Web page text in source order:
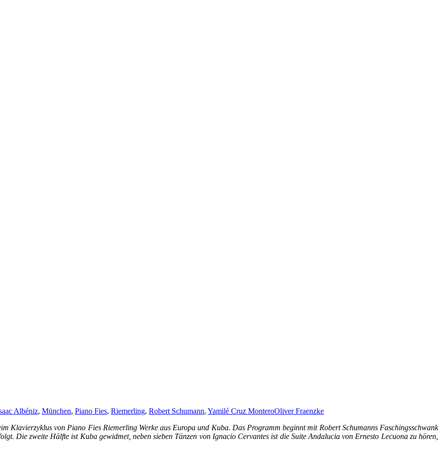
Albéniz, München, Piano Fies, Riemerling, Robert Schumann, Yamilé Cruz MonteroOliver Fraenzke
Klavierzyklus von Piano Fies Riemerling Werke aus Europa und Kuba. Das Programm beginnt mit Robert Schumanns Faschingsschwank
Die zweite Hälfte ist Kuba gewidmet, neben sieben Tänzen von Ignacio Cervantes ist die Suite Andalucia von Ernesto Lecuona zu hören,